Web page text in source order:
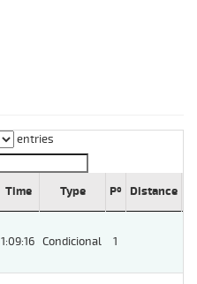
entries
Time Type Pº Distance
1:09:16 Condicional 1